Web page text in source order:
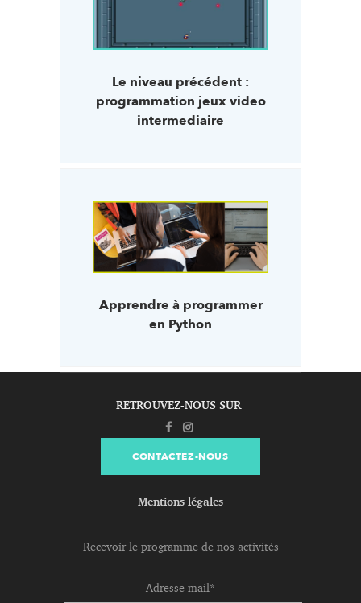
Le niveau précédent :
programmation jeux video
intermediaire
Apprendre à programmer
en Python
RETROUVEZ-NOUS SUR
CONTACTEZ-NOUS
Mentions légales
Recevoir le programme de nos activités
Adresse mail*